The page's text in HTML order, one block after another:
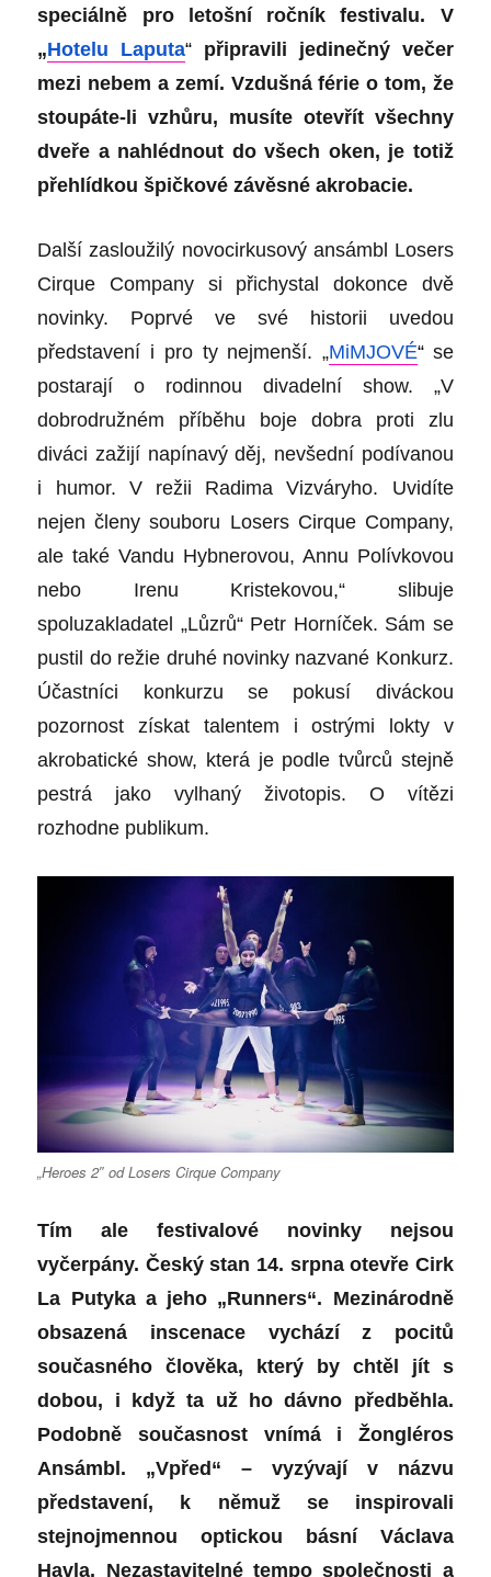
speciálně pro letošní ročník festivalu. V
„Hotelu Laputa“ připravili jedinečný večer
mezi nebem a zemí. Vzdušná férie o tom, že
stoupáte-li vzhůru, musíte otevřít všechny
dveře a nahlédnout do všech oken, je totiž
přehlídkou špičkové závěsné akrobacie.
Další zasloužilý novocirkusový ansámbl Losers
Cirque Company si přichystal dokonce dvě
novinky. Poprvé ve své historii uvedou
představení i pro ty nejmenší. „MiMJOVÉ“ se
postarají o rodinnou divadelní show. „V
dobrodružném příběhu boje dobra proti zlu
diváci zažijí napínavý děj, nevšední podívanou
i humor. V režii Radima Vizváryho. Uvidíte
nejen členy souboru Losers Cirque Company,
ale také Vandu Hybnerovou, Annu Polívkovou
nebo Irenu Kristekovou,“ slibuje
spoluzakladatel „Lůzrů“ Petr Horníček. Sám se
pustil do režie druhé novinky nazvané Konkurz.
Účastníci konkurzu se pokusí diváckou
pozornost získat talentem i ostrými lokty v
akrobatické show, která je podle tvůrců stejně
pestrá jako vylhaný životopis. O vítězi
rozhodne publikum.
„Heroes 2″ od Losers Cirque Company
Tím ale festivalové novinky nejsou
vyčerpány. Český stan 14. srpna otevře Cirk
La Putyka a jeho „Runners“. Mezinárodně
obsazená inscenace vychází z pocitů
současného člověka, který by chtěl jít s
dobou, i když ta už ho dávno předběhla.
Podobně současnost vnímá i Žongléros
Ansámbl. „Vpřed“ – vyzývají v názvu
představení, k němuž se inspirovali
stejnojmennou optickou básní Václava
Havla. Nezastavitelné tempo společnosti a